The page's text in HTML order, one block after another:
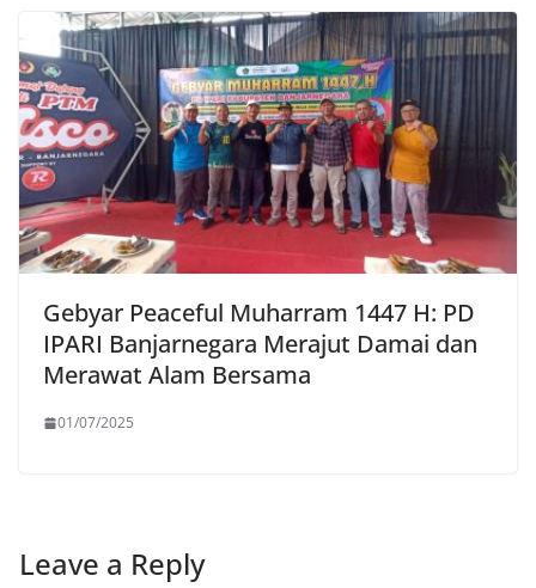
Gebyar Peaceful Muharram 1447 H: PD
IPARI Banjarnegara Merajut Damai dan
Merawat Alam Bersama
01/07/2025
Leave a Reply